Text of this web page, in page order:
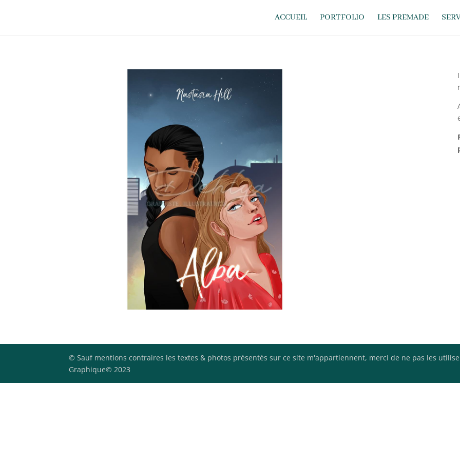
ACCUEIL PORTFOLIO LES PREMADE
© Sauf mentions contraires les textes & photos présentés sur ce site m'appartiennent, merci de ne pas les
Graphique© 2023